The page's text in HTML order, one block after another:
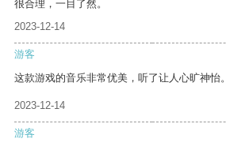
很合理，一目了然。
2023-12-14
游客
这款游戏的音乐非常优美，听了让人心旷神怡。
2023-12-14
游客